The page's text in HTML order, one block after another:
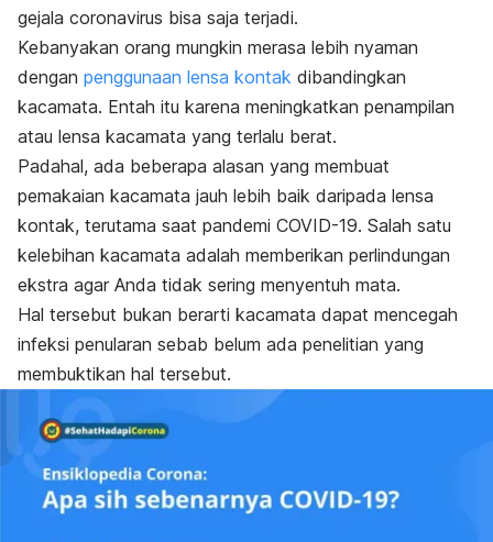
gejala coronavirus bisa saja terjadi.
Kebanyakan orang mungkin merasa lebih nyaman
dengan penggunaan lensa kontak dibandingkan
kacamata. Entah itu karena meningkatkan penampilan
atau lensa kacamata yang terlalu berat.
Padahal, ada beberapa alasan yang membuat
pemakaian kacamata jauh lebih baik daripada lensa
kontak, terutama saat pandemi COVID-19. Salah satu
kelebihan kacamata adalah memberikan perlindungan
ekstra agar Anda tidak sering menyentuh mata.
Hal tersebut bukan berarti kacamata dapat mencegah
infeksi penularan sebab belum ada penelitian yang
membuktikan hal tersebut.